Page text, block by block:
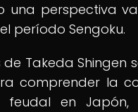
una perspectiva
período Sengoku.
de Takeda Shingen
comprender la
feudal en